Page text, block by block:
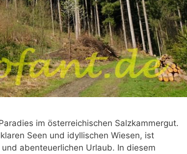
im österreichischen Salzkammergut.
Seen und idyllischen Wiesen, ist
abenteuerlichen Urlaub. In diesem